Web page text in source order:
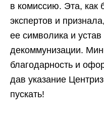
в комиссию. Эта, как
экспертов и
ее символика и устав
декоммунизации.
благодарность и
дав указание
пускать!